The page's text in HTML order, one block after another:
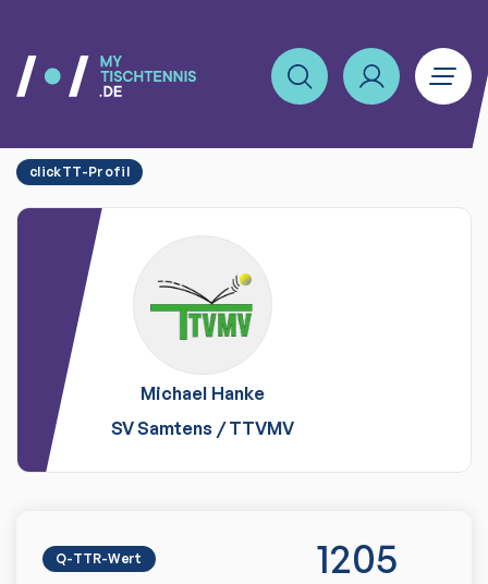
clickTT-Profil
Michael Hanke
SV Samtens /TTVMV
Q-TTR-Wert 1205